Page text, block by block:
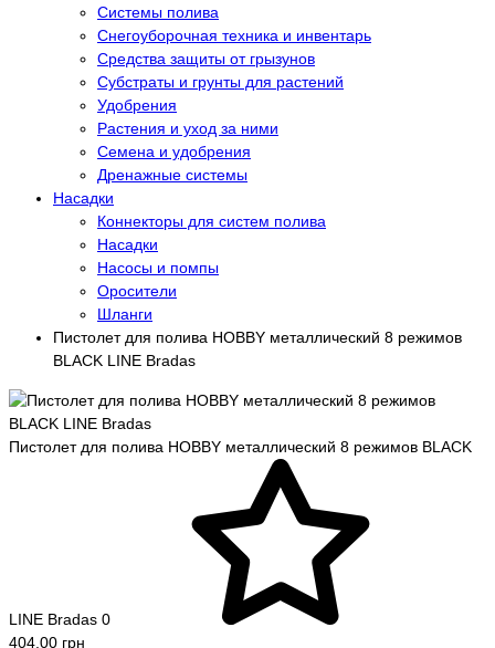
Системы полива
Снегоуборочная техника и инвентарь
Средства защиты от грызунов
Субстраты и грунты для растений
Удобрения
Растения и уход за ними
Семена и удобрения
Дренажные системы
Насадки
Коннекторы для систем полива
Насадки
Насосы и помпы
Оросители
Шланги
Пистолет для полива HOBBY металлический 8 режимов
BLACK LINE Bradas
Пистолет для полива HOBBY металлический 8 режимов BLACK
LINE Bradas 0
404.00 грн